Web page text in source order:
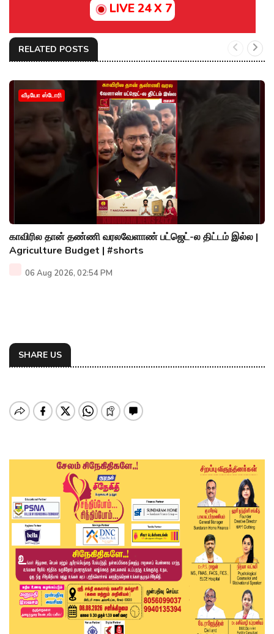
LIVE 24 X 7
RELATED POSTS
வீடியோ ஸ்டோரி
காவிரில தான் தண்ணி வரலவேளாண் பட்ஜெட்-ல திட்டம் இல்ல |
Agriculture Budget | #shorts
06 Aug 2026, 02:54 PM
SHARE US